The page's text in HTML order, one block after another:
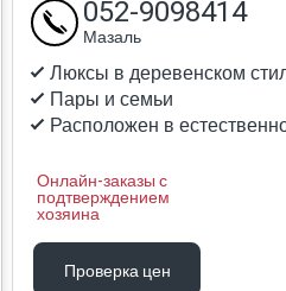
Люксы в деревенском
Пары и семьи
Расположен в
Онлайн-заказы с
подтверждением
хозяина
052-9098414
Мазаль
Проверка цен